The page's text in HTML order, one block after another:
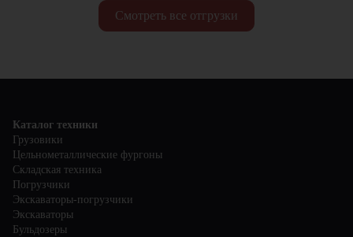
Смотреть все отгрузки
Каталог техники
Грузовики
Цельнометаллические фургоны
Складская техника
Погрузчики
Экскаваторы-погрузчики
Экскаваторы
Бульдозеры